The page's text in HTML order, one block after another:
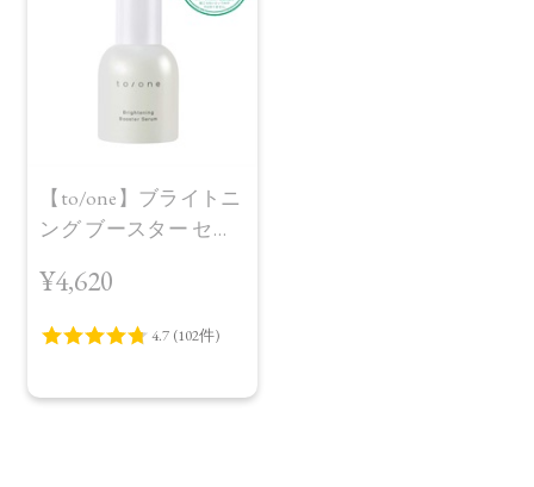
【to/one】ブライトニ
ング ブースター セラ
¥4,620